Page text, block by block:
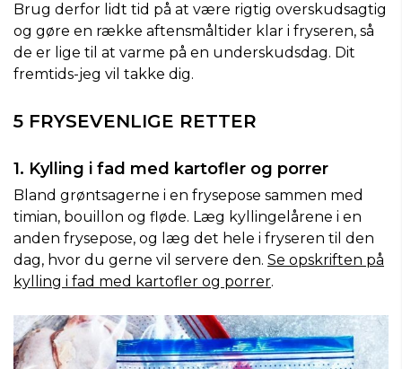
Brug derfor lidt tid på at være rigtig overskudsagtig
og gøre en række aftensmåltider klar i fryseren, så
de er lige til at varme på en underskudsdag. Dit
fremtids-jeg vil takke dig.
5 FRYSEVENLIGE RETTER
1. Kylling i fad med kartofler og porrer
Bland grøntsagerne i en frysepose sammen med
timian, bouillon og fløde. Læg kyllingelårene i en
anden frysepose, og læg det hele i fryseren til den
dag, hvor du gerne vil servere den. Se opskriften på
kylling i fad med kartofler og porrer.